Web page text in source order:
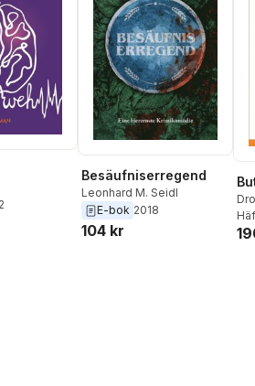
Besäufniserregend
Leonhard M. Seidl
E-bok 2018
104 kr